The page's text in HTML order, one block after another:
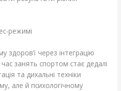
режимі
здоров’ї через інтеграцію
час занять спортом стає дедалі
та дихальні техніки
але й психологічному